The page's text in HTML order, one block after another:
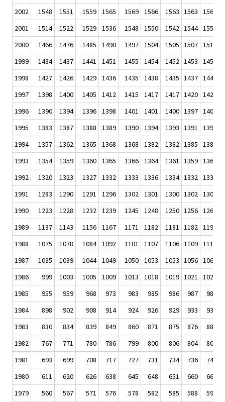
2002
1548 1551 1559 1565 1569 1566 1563 1563 1568
2001
1514 1522 1529 1536 1548 1550 1542 1544 1552
2000
1466 1476 1485 1490 1497 1504 1505 1507 1519
1999
1434 1437 1441 1451 1455 1454 1452 1453 1457
1998
1427 1426 1429 1436 1435 1438 1435 1437 1441
1997
1398 1400 1405 1412 1415 1417 1417 1420 1423
1996
1390 1394 1396 1398 1401 1401 1400 1397 1400
1995
1383 1387 1388 1389 1390 1394 1393 1391 1393
1994
1357 1362 1365 1368 1368 1382 1382 1385 1388
1993
1354 1359 1360 1365 1366 1364 1361 1359 1362
1992
1320 1323 1327 1332 1333 1336 1334 1332 1337
1991
1283 1290 1291 1296 1302 1301 1300 1302 1304
1990
1223 1228 1232 1239 1245 1248 1250 1256 1262
1989
1137 1143 1156 1167 1171 1182 1181 1182 1195
1988
1075 1078 1084 1092 1101 1107 1106 1109 1119
1987
1035 1039 1044 1049 1050 1053 1053 1056 1060
1986
999 1003 1005 1009 1013 1018 1019 1021 1021
1985
955 959 968 973 983 985 986 987
989
1984
898 902 908 914 924 926 929 933
939
1983
830 834 839 849 860 871 875 876
881
1982
767 771 780 786 799 800 806 804
806
1981
693 699 708 717 727 731 734 736
745
1980
611 620 626 638 645 648 651 660
669
1979
560 567 571 576 578 582 585 588 593